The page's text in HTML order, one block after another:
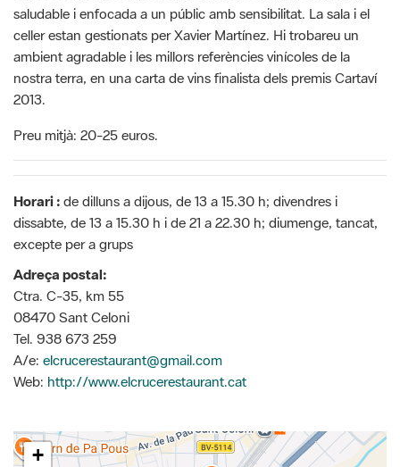
saludable i enfocada a un públic amb sensibilitat. La sala i el
celler estan gestionats per Xavier Martínez. Hi trobareu un
ambient agradable i les millors referències vinícoles de la
nostra terra, en una carta de vins finalista dels premis Cartaví
2013.
Preu mitjà: 20-25 euros.
Horari : de dilluns a dijous, de 13 a 15.30 h; divendres i
dissabte, de 13 a 15.30 h i de 21 a 22.30 h; diumenge, tancat,
excepte per a grups
Adreça postal:
Ctra. C-35, km 55
08470 Sant Celoni
Tel. 938 673 259
A/e: elcrucerestaurant@gmail.com
Web: http://www.elcrucerestaurant.cat
+